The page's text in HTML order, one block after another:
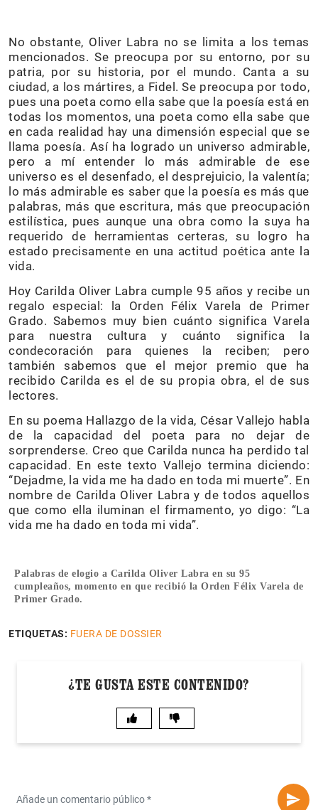
No obstante, Oliver Labra no se limita a los temas
mencionados. Se preocupa por su entorno, por su
patria, por su historia, por el mundo. Canta a su
ciudad, a los mártires, a Fidel. Se preocupa por todo,
pues una poeta como ella sabe que la poesía está en
todas los momentos, una poeta como ella sabe que
en cada realidad hay una dimensión especial que se
llama poesía. Así ha logrado un universo admirable,
pero a mí entender lo más admirable de ese
universo es el desenfado, el desprejuicio, la valentía;
lo más admirable es saber que la poesía es más que
palabras, más que escritura, más que preocupación
estilística, pues aunque una obra como la suya ha
requerido de herramientas certeras, su logro ha
estado precisamente en una actitud poética ante la
vida.
Hoy Carilda Oliver Labra cumple 95 años y recibe un
regalo especial: la Orden Félix Varela de Primer
Grado. Sabemos muy bien cuánto significa Varela
para nuestra cultura y cuánto significa la
condecoración para quienes la reciben; pero
también sabemos que el mejor premio que ha
recibido Carilda es el de su propia obra, el de sus
lectores.
En su poema Hallazgo de la vida, César Vallejo habla
de la capacidad del poeta para no dejar de
sorprenderse. Creo que Carilda nunca ha perdido tal
capacidad. En este texto Vallejo termina diciendo:
“Dejadme, la vida me ha dado en toda mi muerte”. En
nombre de Carilda Oliver Labra y de todos aquellos
que como ella iluminan el firmamento, yo digo: “La
vida me ha dado en toda mi vida”.
Palabras de elogio a Carilda Oliver Labra en su 95
cumpleaños, momento en que recibió la Orden Félix Varela de
Primer Grado.
ETIQUETAS: FUERA DE DOSSIER
¿TE GUSTA ESTE CONTENIDO?